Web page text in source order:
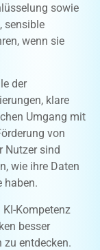
sowie
sensible
wenn sie
der
klare
Umgang mit
von
Nutzer sind
wie ihre Daten
haben.
Kompetenz
besser
entdecken.